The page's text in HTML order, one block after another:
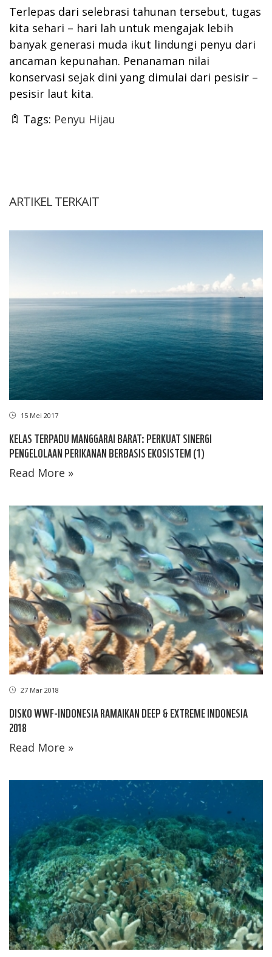
Terlepas dari selebrasi tahunan tersebut, tugas
kita sehari – hari lah untuk mengajak lebih
banyak generasi muda ikut lindungi penyu dari
ancaman kepunahan. Penanaman nilai
konservasi sejak dini yang dimulai dari pesisir –
pesisir laut kita.
Tags: Penyu Hijau
ARTIKEL TERKAIT
15 Mei 2017
KELAS TERPADU MANGGARAI BARAT: PERKUAT SINERGI
PENGELOLAAN PERIKANAN BERBASIS EKOSISTEM (1)
Read More »
27 Mar 2018
DISKO WWF-INDONESIA RAMAIKAN DEEP & EXTREME INDONESIA
2018
Read More »